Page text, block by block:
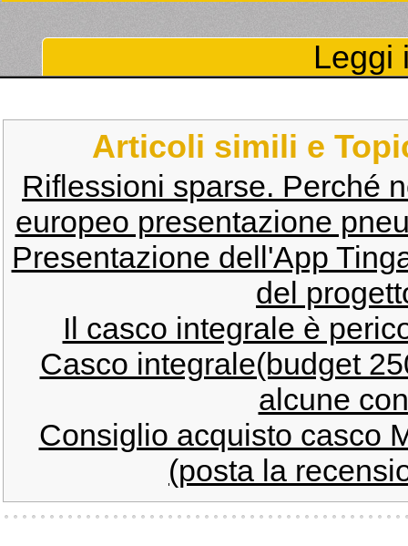
Leggi
Articoli simili e
Riflessioni sparse. Perché
europeo presentazione
Presentazione dell'App
del
Il casco integrale è
Casco integrale(budget
alcune
Consiglio acquisto casco
(posta la